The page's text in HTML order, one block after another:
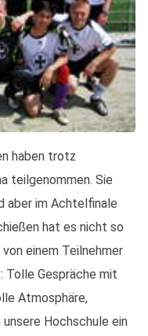
haben trotz
teilgenommen. Sie
aber im Achtelfinale
hat es nicht so
einem Teilnehmer
Tolle Gespräche mit
Atmosphäre,
Hochschule ein